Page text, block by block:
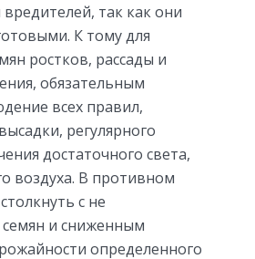
так как они
К тому для
ростков, рассады и
обязательным
всех правил,
регулярного
достаточного света,
воздуха. В противном
с не
и сниженным
определенного